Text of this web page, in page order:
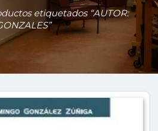
etiquetados “AUTOR: